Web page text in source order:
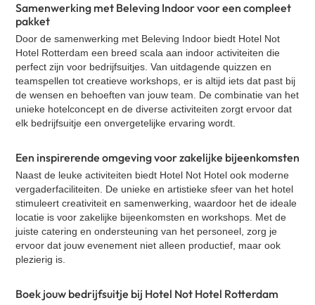
Quiz XL
VR Escape Room - Squid Game
Adem workshop
Music challenge
Bokstraining
Zandsculpturen Rivier
Diner Naar Analyse
Quizperience
Poker workshop
Samenwerking met Beleving Indoor voor een compleet
pakket
Door de samenwerking met Beleving Indoor biedt Hotel Not
Hotel Rotterdam een breed scala aan indoor activiteiten die
perfect zijn voor bedrijfsuitjes. Van uitdagende quizzen en
teamspellen tot creatieve workshops, er is altijd iets dat past bij
de wensen en behoeften van jouw team. De combinatie van het
unieke hotelconcept en de diverse activiteiten zorgt ervoor dat
elk bedrijfsuitje een onvergetelijke ervaring wordt.
Een inspirerende omgeving voor zakelijke bijeenkomsten
Naast de leuke activiteiten biedt Hotel Not Hotel ook moderne
vergaderfaciliteiten. De unieke en artistieke sfeer van het hotel
stimuleert creativiteit en samenwerking, waardoor het de ideale
locatie is voor zakelijke bijeenkomsten en workshops. Met de
juiste catering en ondersteuning van het personeel, zorg je
ervoor dat jouw evenement niet alleen productief, maar ook
plezierig is.
Boek jouw bedrijfsuitje bij Hotel Not Hotel Rotterdam